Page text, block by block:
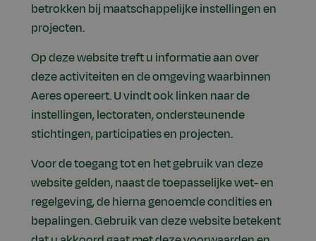
betrokken bij maatschappelijke instellingen en
projecten.
Op deze website treft u informatie aan over
deze activiteiten en de omgeving waarbinnen
Aeres opereert. U vindt ook linken naar de
instellingen, lectoraten, ondersteunende
stichtingen, participaties en projecten.
Voor de toegang tot en het gebruik van deze
website gelden, naast de toepasselijke wet- en
regelgeving, de hierna genoemde condities en
bepalingen. Gebruik van deze website betekent